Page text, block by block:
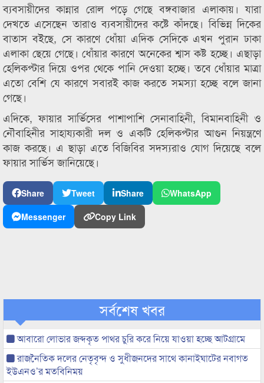
ব্যবসায়ীদের কান্নার রোল পড়ে গেছে বঙ্গবাজার এলাকায়। যারা
দেখতে এসেছেন তারাও ব্যবসায়ীদের কষ্টে কাঁদছে। বিভিন্ন দিকের
বাতাস বইছে, সে কারণে ধোঁয়া এদিক সেদিকে এখন পুরান ঢাকা
এলাকা ছেয়ে গেছে। ধোঁয়ার কারণে অনেকের শ্বাস কষ্ট হচ্ছে। এছাড়া
হেলিকপ্টার দিয়ে ওপর থেকে পানি দেওয়া হচ্ছে। তবে ধোঁয়ার মাত্রা
এতো বেশি যে কারণে সবারই কাজ করতে সমস্যা হচ্ছে বলে জানা
গেছে।
এদিকে, ফায়ার সার্ভিসের পাশাপাশি সেনাবাহিনী, বিমানবাহিনী ও
নৌবাহিনীর সাহায্যকারী দল ও একটি হেলিকপ্টার আগুন নিয়ন্ত্রণে
কাজ করছে। এ ছাড়া এতে বিজিবির সদস্যরাও যোগ দিয়েছে বলে
ফায়ার সার্ভিস জানিয়েছে।
Share Tweet Share
WhatsApp
Messenger
Copy Link
সর্বশেষ খবর
আবারো লোভার জব্দকৃত পাথর চুরি করে নিয়ে যাওয়া হচ্ছে আটগ্রামে
রাজনৈতিক দলের নেতৃবৃন্দ ও সুধীজনদের সাথে কানাইঘাটের নবাগত
ইউএনও’র মতবিনিময়